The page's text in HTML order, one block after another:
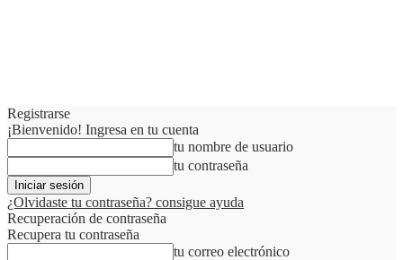
Registrarse
¡Bienvenido! Ingresa en tu cuenta
tu nombre de usuario
tu contraseña
¿Olvidaste tu contraseña? consigue ayuda
Recuperación de contraseña
Recupera tu contraseña
tu correo electrónico